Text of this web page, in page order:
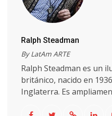
Ralph Steadman
By LatAm ARTE
Ralph Steadman es un
británico, nacido en
Inglaterra. Es